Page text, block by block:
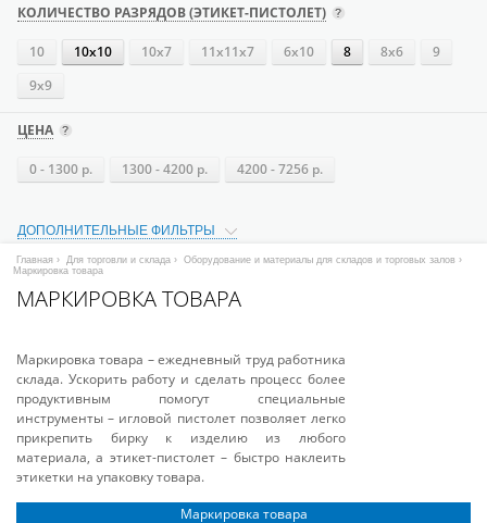
КОЛИЧЕСТВО РАЗРЯДОВ (ЭТИКЕТ-ПИСТОЛЕТ)
10 10х10 10х7 11х11х7 6х10 8 8х6
9
9х9
ЦЕНА
0 - 1300 р. 1300 - 4200 р. 4200 - 7256 р.
ДОПОЛНИТЕЛЬНЫЕ ФИЛЬТРЫ
Главная › Для торговли и склада › Оборудование и материалы для складов и торговых залов ›
Маркировка товара
МАРКИРОВКА ТОВАРА
Маркировка товара – ежедневный труд работника
склада. Ускорить работу и сделать процесс более
продуктивным помогут специальные
инструменты – игловой пистолет позволяет легко
прикрепить бирку к изделию из любого
материала, а этикет-пистолет – быстро наклеить
этикетки на упаковку товара.
Маркировка товара